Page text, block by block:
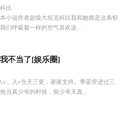
比
小说作者超级大坦克科比我和她都是这条郁
们呼吸着一样的空气喜欢这...
不当了[娱乐圈]
v，入v当天三更，谢谢支持。季晏穿进过三
当真少爷的时候，假少爷天真...